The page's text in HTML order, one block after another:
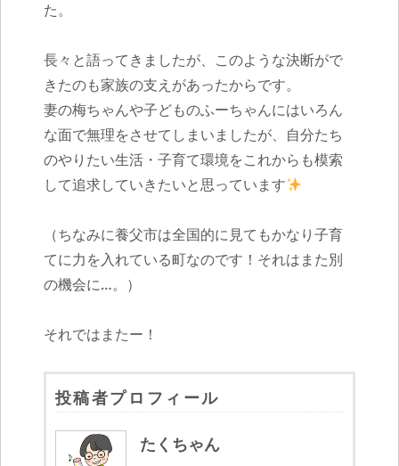
た。
長々と語ってきましたが、このような決断がで
きたのも家族の支えがあったからです。
妻の梅ちゃんや子どものふーちゃんにはいろん
な面で無理をさせてしまいましたが、自分たち
のやりたい生活・子育て環境をこれからも模索
して追求していきたいと思っています
（ちなみに養父市は全国的に見てもかなり子育
てに力を入れている町なのです！それはまた別
の機会に…。）
それではまたー！
投稿者プロフィール
たくちゃん